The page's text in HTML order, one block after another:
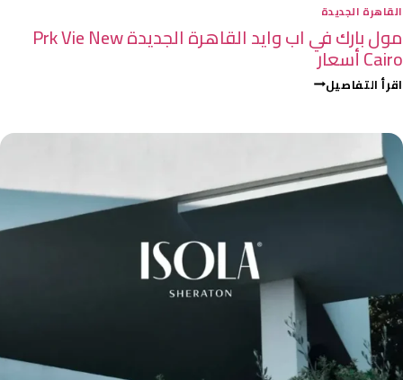
القاهرة الجديدة
مول بارك في اب وايد القاهرة الجديدة Prk Vie New
Cairo أسعار
اقرأ التفاصيل